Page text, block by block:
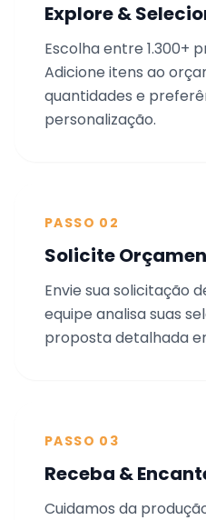
Explore &
Escolha entre 1.300+
Adicione itens ao
quantidades e
personalização.
PASSO 02
Solicite
Envie sua solicitação
equipe analisa suas
proposta detalhada
PASSO 03
Receba &
Cuidamos da